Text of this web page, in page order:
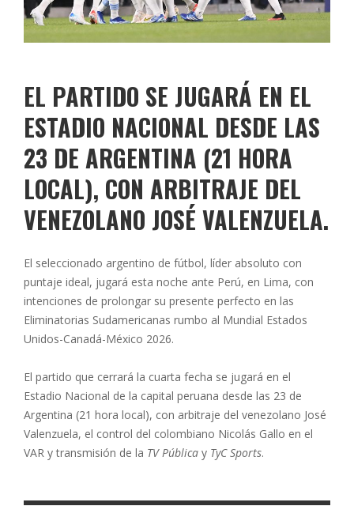
EL PARTIDO SE JUGARÁ EN EL
ESTADIO NACIONAL DESDE LAS
23 DE ARGENTINA (21 HORA
LOCAL), CON ARBITRAJE DEL
VENEZOLANO JOSÉ VALENZUELA.
El seleccionado argentino de fútbol, líder absoluto con
puntaje ideal, jugará esta noche ante Perú, en Lima, con
intenciones de prolongar su presente perfecto en las
Eliminatorias Sudamericanas rumbo al Mundial Estados
Unidos-Canadá-México 2026.
El partido que cerrará la cuarta fecha se jugará en el
Estadio Nacional de la capital peruana desde las 23 de
Argentina (21 hora local), con arbitraje del venezolano José
Valenzuela, el control del colombiano Nicolás Gallo en el
VAR y transmisión de la TV Pública y TyC Sports.